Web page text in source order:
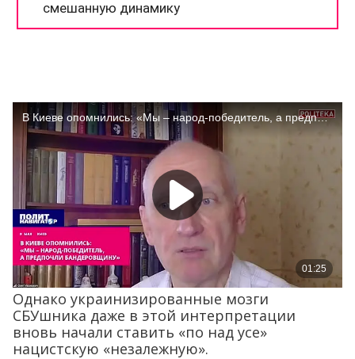
Однако украинизированные мозги
СБУшника даже в этой интерпретации
вновь начали ставить «по над усе»
нацистскую «незалежную».